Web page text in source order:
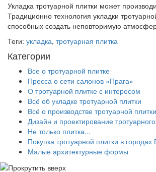
Укладка тротуарной плитки может
Традиционно технология укладки
способных создать неповторимую
Теги: укладка, тротуарная плитка
Категории
Все о тротуарной плитке
Пресса о сети салонов «Прага»
О тротуарной плитке с интересом
Всё об укладке тротуарной плитки
Всё о производстве тротуарной плитки
Дизайн и проектирование
Не только плитка...
Покупка тротуарной плитки в
Малые архитектурные формы